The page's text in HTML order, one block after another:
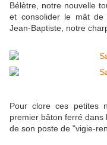
Bélètre, notre nouvelle
et consolider le mât de
Jean-Baptiste, notre
Pour clore ces petites
premier bâton ferré
de son poste de "vigie-